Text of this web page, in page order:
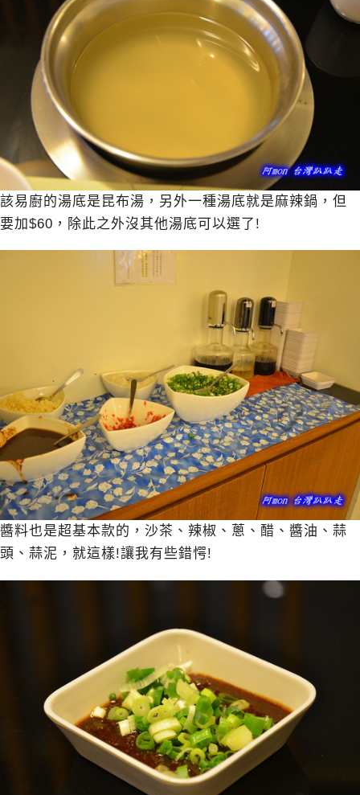
該易廚的湯底是昆布湯，另外一種湯底就是麻辣鍋，但
要加$60，除此之外沒其他湯底可以選了!
醬料也是超基本款的，沙茶、辣椒、蔥、醋、醬油、蒜
頭、蒜泥，就這樣!讓我有些錯愕!